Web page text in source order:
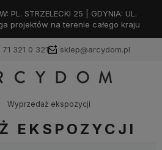
PL. STRZELECKI 25 | GDYNIA: UL.
projektów na terenie całego kraju
71 321 0 321 sklep@arcydom.pl
Wyprzedaż ekspozycji
EKSPOZYCJI